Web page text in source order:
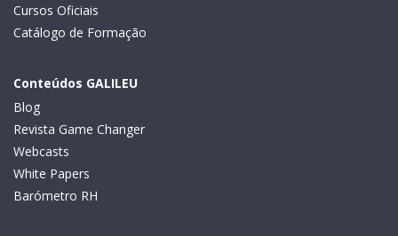
Cursos Oficiais
Catálogo de Formação
Conteúdos GALILEU
Blog
Revista Game Changer
Webcasts
White Papers
Barómetro RH